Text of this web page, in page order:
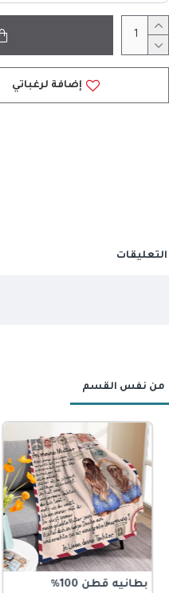
إضافة لرغباتي
التعليقات
من نفس القسم
بطانيه قطن 100%